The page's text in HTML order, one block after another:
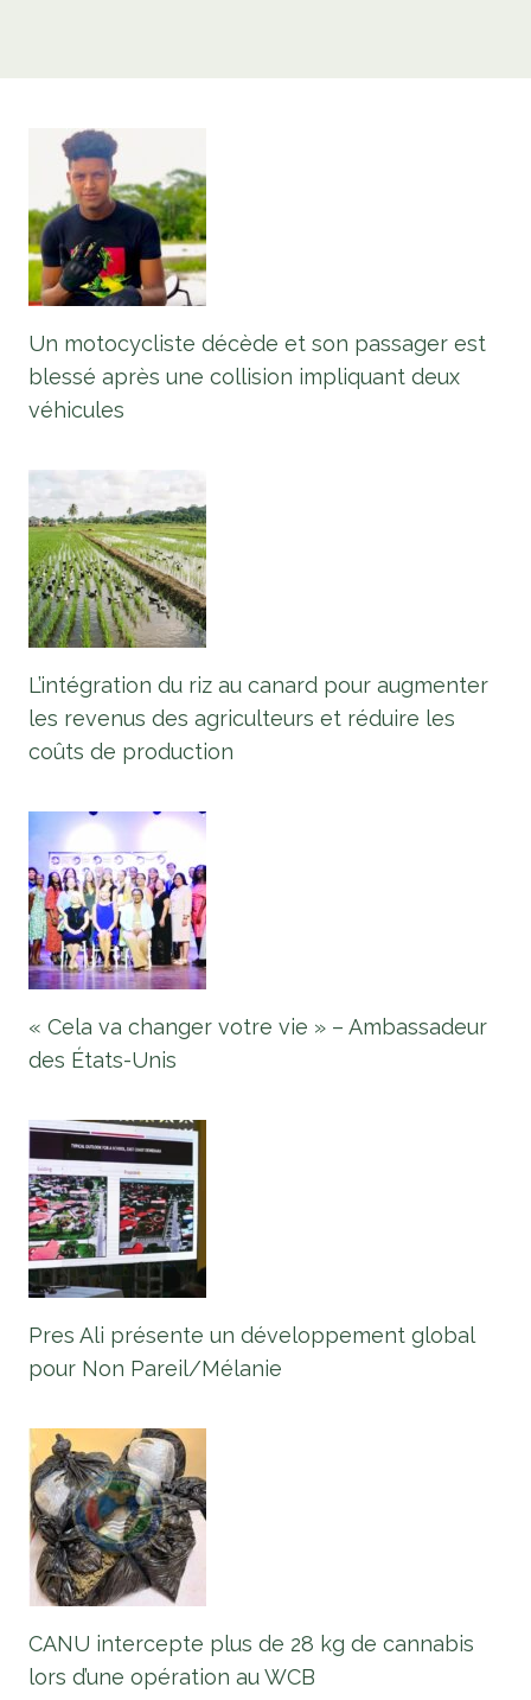
Un motocycliste décède et son passager est
blessé après une collision impliquant deux
véhicules
L’intégration du riz au canard pour augmenter
les revenus des agriculteurs et réduire les
coûts de production
« Cela va changer votre vie » – Ambassadeur
des États-Unis
Pres Ali présente un développement global
pour Non Pareil/Mélanie
CANU intercepte plus de 28 kg de cannabis
lors d’une opération au WCB